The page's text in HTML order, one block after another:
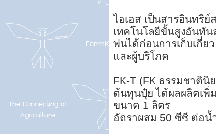
ไอเอส เป็นสารอินทรี
เทคโนโลยีขั้นสูงอันทั
พ่นได้ก่อนการเก็บเกี่ย
และผู้บริโภค
FK-T (FK ธรรมชาตินิ
ต้นทุนปุ๋ย ได้ผลผลิตเพิ่
ขนาด 1 ลิตร
อัตราผสม 50 ซีซี ต่อน้